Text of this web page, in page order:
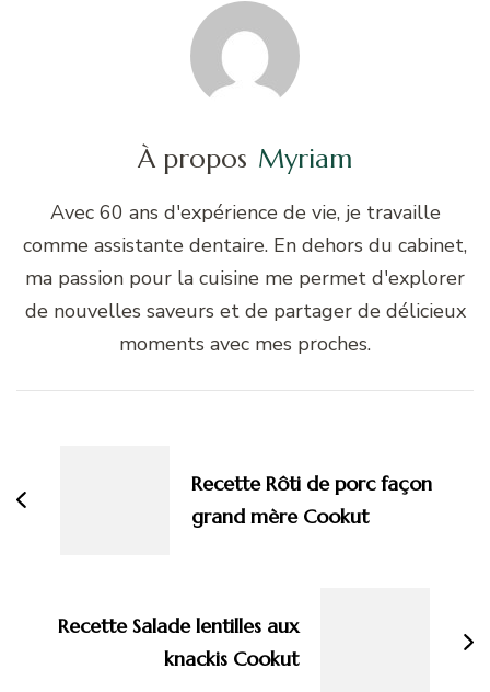
À propos Myriam
Avec 60 ans d'expérience de vie, je travaille
comme assistante dentaire. En dehors du cabinet,
ma passion pour la cuisine me permet d'explorer
de nouvelles saveurs et de partager de délicieux
moments avec mes proches.
Recette Rôti de porc façon
grand mère Cookut
Recette Salade lentilles aux
knackis Cookut